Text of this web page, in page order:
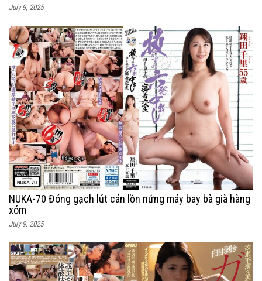
July 9, 2025
NUKA-70 Đóng gạch lút cán lồn nứng máy bay bà già hàng
xóm
July 9, 2025